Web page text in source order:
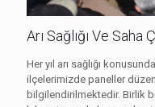
Arı Sağlığı Ve Saha
Her yıl arı sağlığı
ilçelerimizde paneller
bilgilendirilmektedir. Birlik